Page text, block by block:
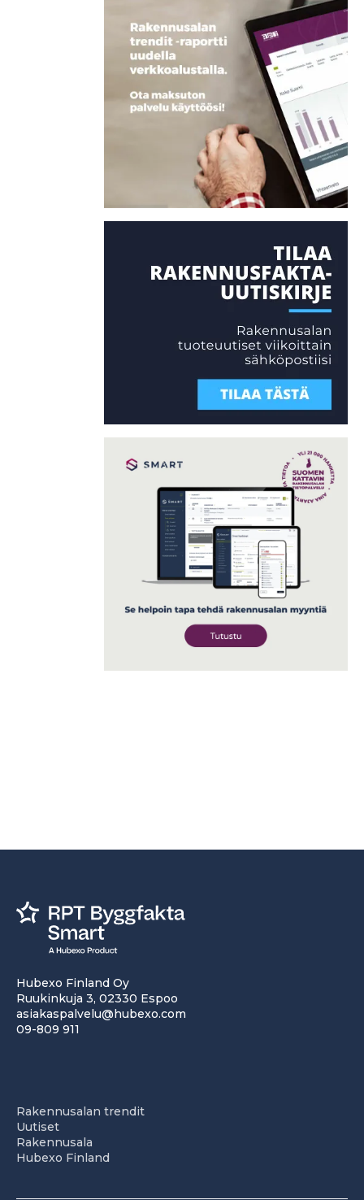
Hubexo Finland Oy
Ruukinkuja 3, 02330 Espoo
asiakaspalvelu@hubexo.com
09-809 911
Rakennusalan trendit
Uutiset
Rakennusala
Hubexo Finland